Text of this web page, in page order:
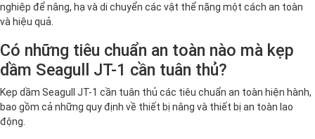
nghiệp để nâng, hạ và di chuyển các vật thể nặng một cách an toàn
và hiệu quả.
Có những tiêu chuẩn an toàn nào mà kẹp
dầm Seagull JT-1 cần tuân thủ?
Kẹp dầm Seagull JT-1 cần tuân thủ các tiêu chuẩn an toàn hiện hành,
bao gồm cả những quy định về thiết bị nâng và thiết bị an toàn lao
động.